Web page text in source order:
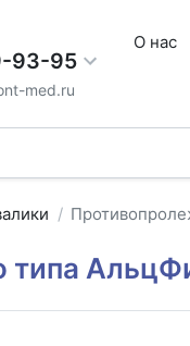
93-95
med.ru
О нас
типа